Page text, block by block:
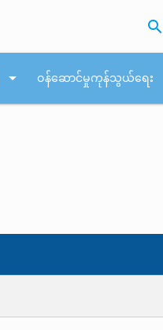
search
arrow_drop_down ဝန်ဆောင်မှုကုန်သွယ်ရေး